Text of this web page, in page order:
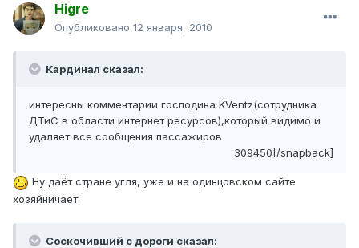
Higre
Опубликовано 12 января, 2010
Кардинал сказал:
интересны комментарии господина KVentz(сотрудника
ДТиС в области интернет ресурсов),который видимо и
удаляет все сообщения пассажиров
309450[/snapback]
Ну даёт стране угля, уже и на одинцовском сайте
хозяйничает.
Соскочивший с дороги сказал: